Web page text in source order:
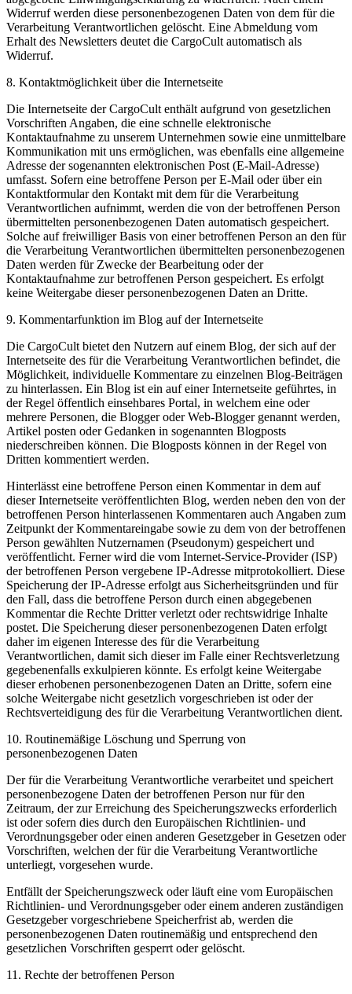
Widerruf werden diese personenbezogenen Daten von dem für die
Verarbeitung Verantwortlichen gelöscht. Eine Abmeldung vom
Erhalt des Newsletters deutet die CargoCult automatisch als
Widerruf.
8. Kontaktmöglichkeit über die Internetseite
Die Internetseite der CargoCult enthält aufgrund von gesetzlichen
Vorschriften Angaben, die eine schnelle elektronische
Kontaktaufnahme zu unserem Unternehmen sowie eine unmittelbare
Kommunikation mit uns ermöglichen, was ebenfalls eine allgemeine
Adresse der sogenannten elektronischen Post (E-Mail-Adresse)
umfasst. Sofern eine betroffene Person per E-Mail oder über ein
Kontaktformular den Kontakt mit dem für die Verarbeitung
Verantwortlichen aufnimmt, werden die von der betroffenen Person
übermittelten personenbezogenen Daten automatisch gespeichert.
Solche auf freiwilliger Basis von einer betroffenen Person an den für
die Verarbeitung Verantwortlichen übermittelten personenbezogenen
Daten werden für Zwecke der Bearbeitung oder der
Kontaktaufnahme zur betroffenen Person gespeichert. Es erfolgt
keine Weitergabe dieser personenbezogenen Daten an Dritte.
9. Kommentarfunktion im Blog auf der Internetseite
Die CargoCult bietet den Nutzern auf einem Blog, der sich auf der
Internetseite des für die Verarbeitung Verantwortlichen befindet, die
Möglichkeit, individuelle Kommentare zu einzelnen Blog-Beiträgen
zu hinterlassen. Ein Blog ist ein auf einer Internetseite geführtes, in
der Regel öffentlich einsehbares Portal, in welchem eine oder
mehrere Personen, die Blogger oder Web-Blogger genannt werden,
Artikel posten oder Gedanken in sogenannten Blogposts
niederschreiben können. Die Blogposts können in der Regel von
Dritten kommentiert werden.
Hinterlässt eine betroffene Person einen Kommentar in dem auf
dieser Internetseite veröffentlichten Blog, werden neben den von der
betroffenen Person hinterlassenen Kommentaren auch Angaben zum
Zeitpunkt der Kommentareingabe sowie zu dem von der betroffenen
Person gewählten Nutzernamen (Pseudonym) gespeichert und
veröffentlicht. Ferner wird die vom Internet-Service-Provider (ISP)
der betroffenen Person vergebene IP-Adresse mitprotokolliert. Diese
Speicherung der IP-Adresse erfolgt aus Sicherheitsgründen und für
den Fall, dass die betroffene Person durch einen abgegebenen
Kommentar die Rechte Dritter verletzt oder rechtswidrige Inhalte
postet. Die Speicherung dieser personenbezogenen Daten erfolgt
daher im eigenen Interesse des für die Verarbeitung
Verantwortlichen, damit sich dieser im Falle einer Rechtsverletzung
gegebenenfalls exkulpieren könnte. Es erfolgt keine Weitergabe
dieser erhobenen personenbezogenen Daten an Dritte, sofern eine
solche Weitergabe nicht gesetzlich vorgeschrieben ist oder der
Rechtsverteidigung des für die Verarbeitung Verantwortlichen dient.
10. Routinemäßige Löschung und Sperrung von
personenbezogenen Daten
Der für die Verarbeitung Verantwortliche verarbeitet und speichert
personenbezogene Daten der betroffenen Person nur für den
Zeitraum, der zur Erreichung des Speicherungszwecks erforderlich
ist oder sofern dies durch den Europäischen Richtlinien- und
Verordnungsgeber oder einen anderen Gesetzgeber in Gesetzen oder
Vorschriften, welchen der für die Verarbeitung Verantwortliche
unterliegt, vorgesehen wurde.
Entfällt der Speicherungszweck oder läuft eine vom Europäischen
Richtlinien- und Verordnungsgeber oder einem anderen zuständigen
Gesetzgeber vorgeschriebene Speicherfrist ab, werden die
personenbezogenen Daten routinemäßig und entsprechend den
gesetzlichen Vorschriften gesperrt oder gelöscht.
11. Rechte der betroffenen Person